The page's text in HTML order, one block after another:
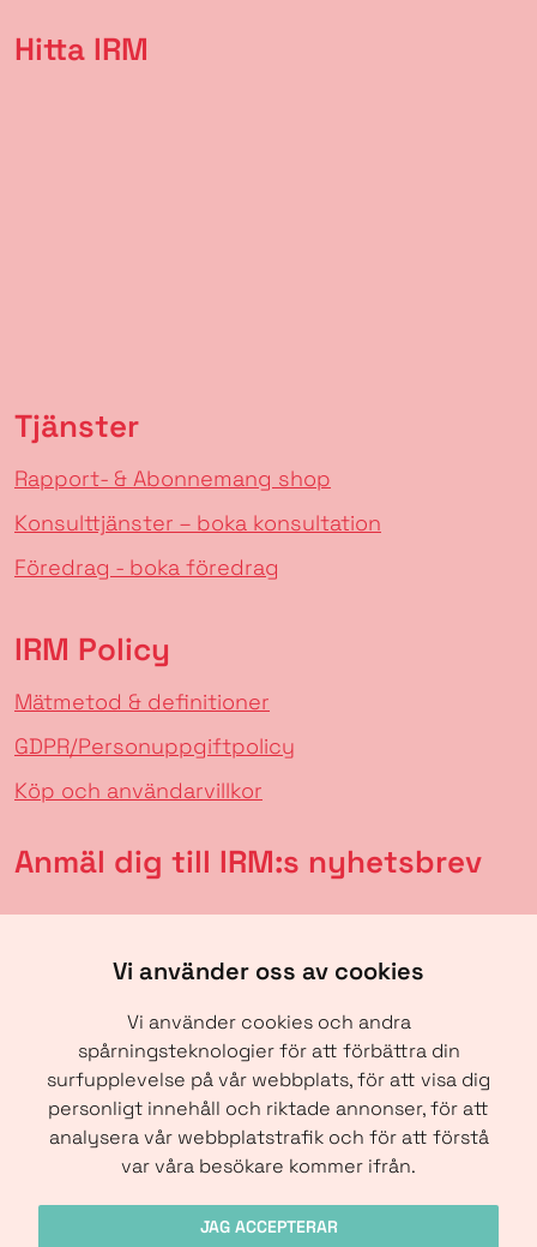
Vi använder oss av cookies
Vi använder cookies och andra
spårningsteknologier för att förbättra din
surfupplevelse på vår webbplats, för att visa dig
personligt innehåll och riktade annonser, för att
analysera vår webbplatstrafik och för att förstå
var våra besökare kommer ifrån.
JAG ACCEPTERAR
Hitta IRM
Tjänster
Rapport- & Abonnemang shop
Konsulttjänster – boka konsultation
Föredrag - boka föredrag
IRM Policy
Mätmetod & definitioner
GDPR/Personuppgiftpolicy
Köp och användarvillkor
Anmäl dig till IRM:s nyhetsbrev
SKICKA